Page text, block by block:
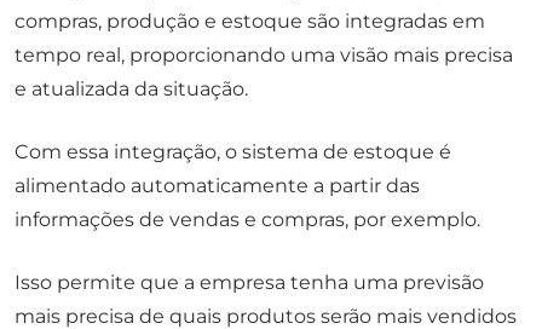
compras, produção e estoque são integradas em
tempo real, proporcionando uma visão mais precisa
e atualizada da situação.
Com essa integração, o sistema de estoque é
alimentado automaticamente a partir das
informações de vendas e compras, por exemplo.
Isso permite que a empresa tenha uma previsão
mais precisa de quais produtos serão mais vendidos